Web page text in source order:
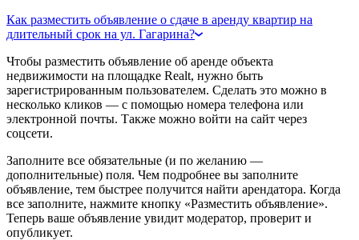
Как разместить объявление о сдаче в аренду квартир на
длительный срок на ул. Гагарина?
Чтобы разместить объявление об аренде объекта
недвижимости на площадке Realt, нужно быть
зарегистрированным пользователем. Сделать это можно в
несколько кликов — с помощью номера телефона или
электронной почты. Также можно войти на сайт через
соцсети.
Заполните все обязательные (и по желанию —
дополнительные) поля. Чем подробнее вы заполните
объявление, тем быстрее получится найти арендатора. Когда
все заполните, нажмите кнопку «Разместить объявление».
Теперь ваше объявление увидит модератор, проверит и
опубликует.